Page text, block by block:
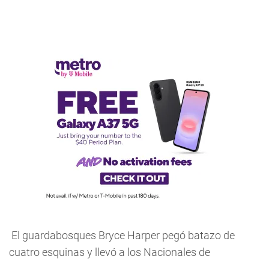
El guardabosques Bryce Harper pegó batazo de
cuatro esquinas y llevó a los Nacionales de